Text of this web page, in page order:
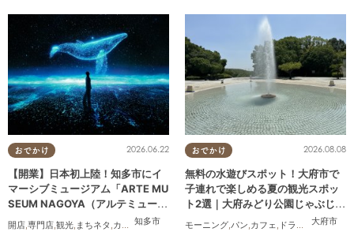
おでかけ
知多市
2026.06.22
【開業】日本初上陸！知多市にイ
マーシブミュージアム「ARTE MU
SEUM NAGOYA（アルテミュージ
アムナゴヤ）」が2026年11月下旬
にオープン
開店,専門店,観光, まちネタ ,カップル ,友人
おでかけ
大府市
2026.08.08
無料の水遊びスポット！大府市で
子連れで楽しめる夏の観光スポッ
ト2選｜大府みどり公園じゃぶじゃ
ぶ池、ぱんやSUNとえふ
モーニング,パン,カフェ, ドライブ ,観光,